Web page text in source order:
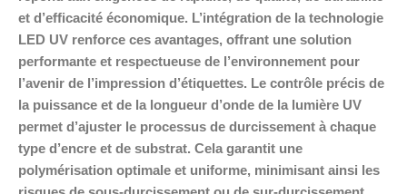
et d’efficacité économique. L’intégration de la technologie
LED UV renforce ces avantages, offrant une solution
performante et respectueuse de l’environnement pour
l’avenir de l’impression d’étiquettes. Le contrôle précis de
la puissance et de la longueur d’onde de la lumière UV
permet d’ajuster le processus de durcissement à chaque
type d’encre et de substrat. Cela garantit une
polymérisation optimale et uniforme, minimisant ainsi les